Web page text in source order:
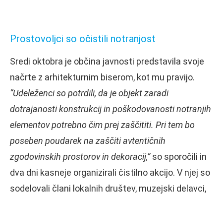
Prostovoljci so očistili notranjost
Sredi oktobra je občina javnosti predstavila svoje
načrte z arhitekturnim biserom, kot mu pravijo.
“Udeleženci so potrdili, da je objekt zaradi
dotrajanosti konstrukcij in poškodovanosti notranjih
elementov potrebno čim prej zaščititi. Pri tem bo
poseben poudarek na zaščiti avtentičnih
zgodovinskih prostorov in dekoracij,”so sporočili in
dva dni kasneje organizirali čistilno akcijo. V njej so
sodelovali člani lokalnih društev, muzejski delavci,